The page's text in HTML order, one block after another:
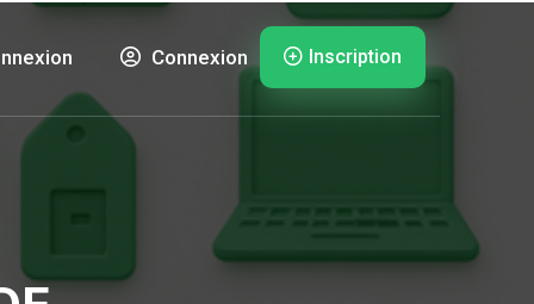
Connexion Inscription